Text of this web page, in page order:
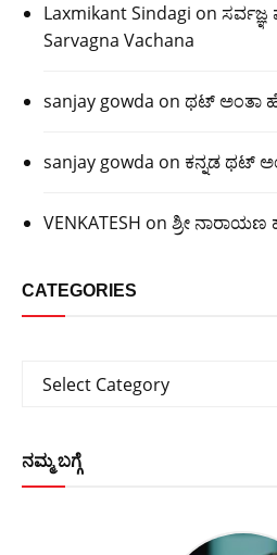
Laxmikant Sindagi on
Sarvagna Vachana
sanjay gowda on ಥಟ್ ಅಂತಾ
sanjay gowda on ಕನ್ನಡ ಥಟ್
VENKATESH on ಶ್ರೀ ನಾರಾಯಣ
CATEGORIES
Categories
Select Category
ನಮ್ಮ ಬಗ್ಗೆ